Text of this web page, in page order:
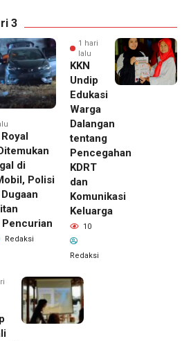
3
di
Polisi
Redaksi
1 hari
lalu
KKN
Undip
Edukasi
Warga
Dalangan
tentang
Pencegahan
KDRT
dan
Komunikasi
Keluarga
10
Redaksi